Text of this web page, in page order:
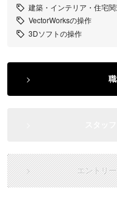
建築・インテリア・住宅
VectorWorksの操作
3Dソフトの操作
エントリ